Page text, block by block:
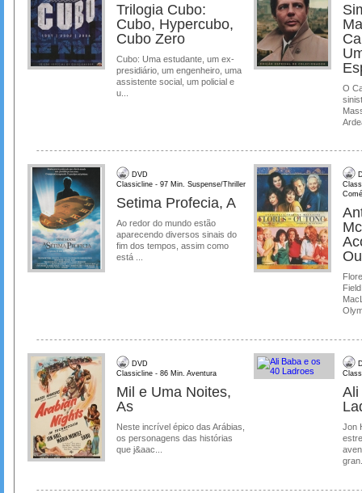
Trilogia Cubo:
Cubo, Hypercubo,
Cubo Zero
Cubo: Uma estudante, um ex-
presidiário, um engenheiro, uma
assistente social, um policial e
u...
O
DVD
Classicline - 97 Min. Suspense/Thriller
Setima Profecia, A
Ao redor do mundo estão
aparecendo diversos sinais do
fim dos tempos, assim como
está ...
DVD
Classicline - 86 Min. Aventura
Mil e Uma Noites,
As
Neste incrível épico das Arábias,
os personagens das histórias
que j&aac...
Ali
Jon